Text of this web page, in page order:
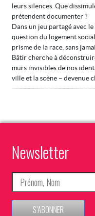
leurs silences. Que
prétendent documenter ?
Dans un jeu partagé avec
question du logement
prisme de la race, sans
Bâtir cherche à
murs invisibles de nos
ville et la scène – devenue
Newsletter
S’ABONNER